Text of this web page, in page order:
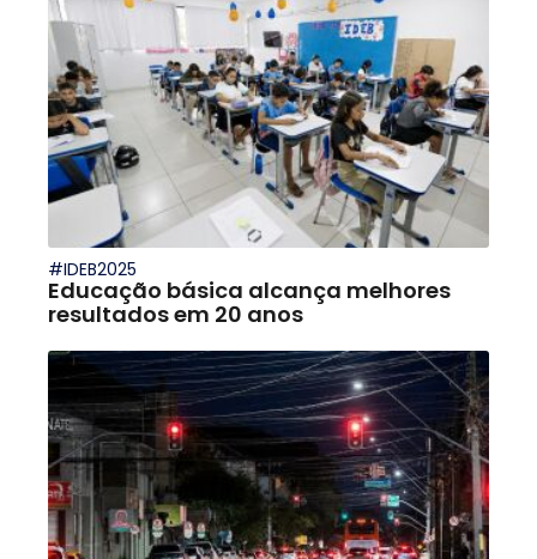
#IDEB2025
Educação básica alcança melhores
resultados em 20 anos